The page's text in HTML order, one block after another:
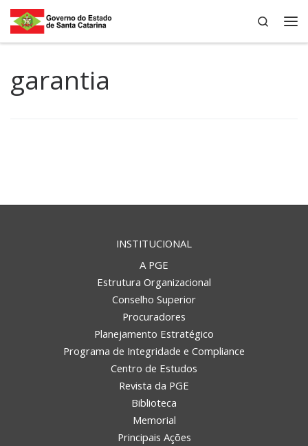
Skip to content
Search
garantia
INSTITUCIONAL
A PGE
Estrutura Organizacional
Conselho Superior
Procuradores
Planejamento Estratégico
Programa de Integridade e Compliance
Centro de Estudos
Revista da PGE
Biblioteca
Memorial
Principais Ações